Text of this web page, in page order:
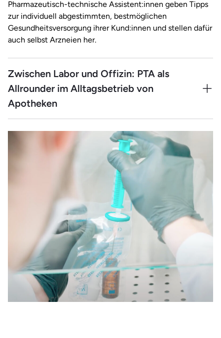
Pharmazeutisch-technische Assistent:innen geben Tipps
zur individuell abgestimmten, bestmöglichen
Gesundheitsversorgung ihrer Kund:innen und stellen dafür
auch selbst Arzneien her.
Zwischen Labor und Offizin: PTA als
Allrounder im Alltagsbetrieb von
Apotheken
direkten Kontakt mit Kund:innen – ob einfühlsame
Beratung, Analyse von Beschwerden oder das Geben von
Empfehlungen für passende Arzneimittelversorgung.
Darüber hinaus stellst du im Labor selbst individuelle
Arzneien her und prüfst deren Qualität – stets mit viel
Fachwissen, Präzision und einem hohen
Verantwortungsbewusstsein für die Gesundheit deiner
Neben diesen Tätigkeiten kümmerst du dich auch um die
Organisation von Bestellungen. Dafür überwachst du den
Bestand im Apothekenlager und sorgst für die
permanente Verfügbarkeit der wichtigsten Medikamente.
Als „rechte Hand“ einer Apothekerin bzw. eines